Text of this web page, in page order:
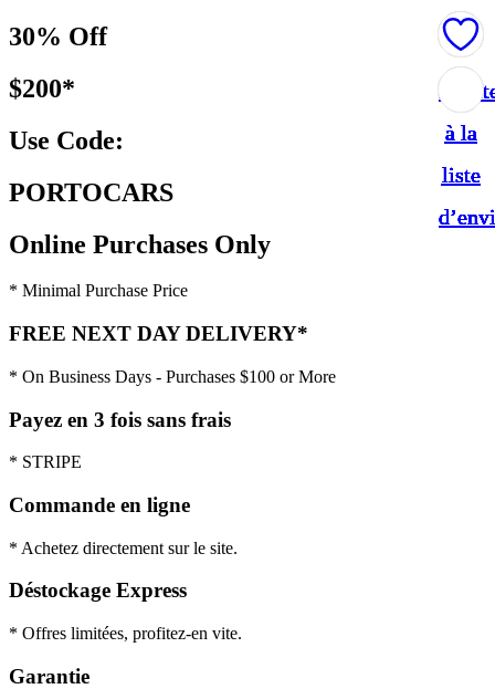
30% Off
$200*
Use Code:
PORTOCARS
Online Purchases Only
* Minimal Purchase Price
FREE NEXT DAY DELIVERY*
* On Business Days - Purchases $100 or More
Payez en 3 fois sans frais
* STRIPE
Commande en ligne
* Achetez directement sur le site.
Déstockage Express
* Offres limitées, profitez-en vite.
Garantie
à la
liste
à la
liste
à la
liste
à la
liste
à la
liste
à la
liste
à la
liste
à la
liste
à la
liste
à la
liste